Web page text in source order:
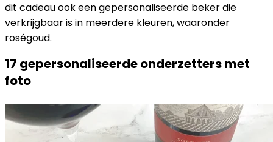
dit cadeau ook een gepersonaliseerde beker die
verkrijgbaar is in meerdere kleuren, waaronder
roségoud.
17 gepersonaliseerde onderzetters met
foto